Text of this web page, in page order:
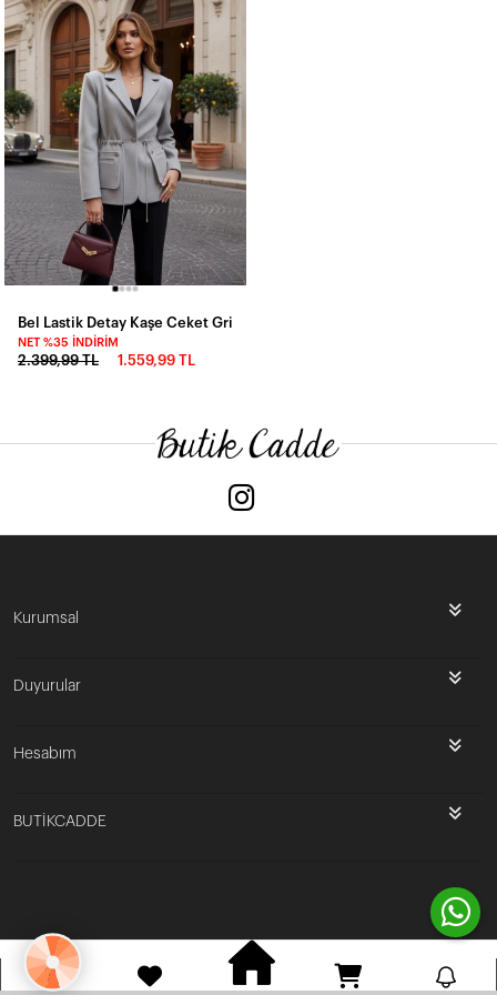
Bel Lastik Detay Kaşe Ceket Gri
NET %35 İNDIRIM
2.399,99 TL 1.559,99 TL
Kurumsal
Duyurular
Hesabım
BUTİKCADDE
Vikaon E-Ticaret sistemleri ile hazırlanmıştır.